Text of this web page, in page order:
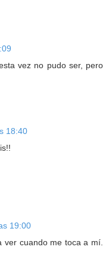
vez no pudo ser, pero
18:40
19:00
ver cuando me toca a mí.